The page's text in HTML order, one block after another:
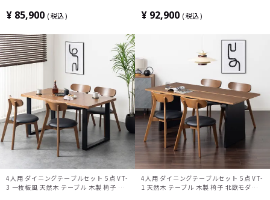
(幅150cm 食卓テーブル×1 食卓椅子×2
ベンチ×1) ルンバブル
¥ 85,900 税込
(幅150cm 食卓テーブル×1 食卓椅子
×4) ルンバブル
¥ 92,900 税込
4人用 ダイニングテーブルセット 5点 VT-
3 一枚板風 天然木 テーブル 木製 椅子 北
4人用 ダイニングテーブルセット 5点 VT-
1 天然木 テーブル 木製 椅子 北欧モダン